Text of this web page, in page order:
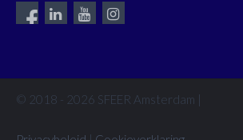
© 2018 - 2026 SFEER Amsterdam |